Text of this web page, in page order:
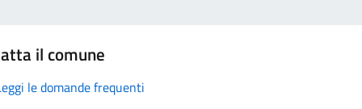
il comune
le domande frequenti